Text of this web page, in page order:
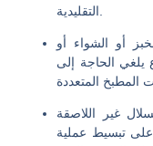
أو الشواء أو
يلغي الحاجة إلى
غير اللاصقة
على تبسيط عملية